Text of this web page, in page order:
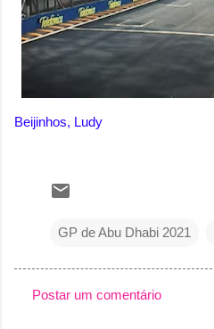
Beijinhos, Ludy
GP de Abu Dhabi 2021
Postar um comentário